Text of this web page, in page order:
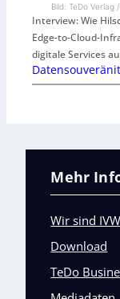
Bild: TeDo Verlag
Interview: Wie
Edge-to-Cloud-
digitale Services
Mehr
Wir sind
Download
TeDo